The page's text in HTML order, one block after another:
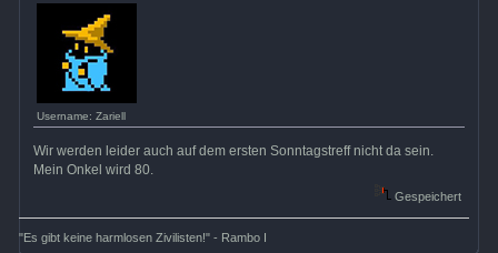
Username: Zariell
Wir werden leider auch auf dem ersten Sonntagstreff nicht da sein.
Mein Onkel wird 80.
Gespeichert
"Es gibt keine harmlosen Zivilisten!" - Rambo I